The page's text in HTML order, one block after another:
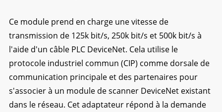
Ce module prend en charge une vitesse de
transmission de 125k bit/s, 250k bit/s et 500k bit/s à
l'aide d'un câble PLC DeviceNet. Cela utilise le
protocole industriel commun (CIP) comme dorsale de
communication principale et des partenaires pour
s'associer à un module de scanner DeviceNet existant
dans le réseau. Cet adaptateur répond à la demande